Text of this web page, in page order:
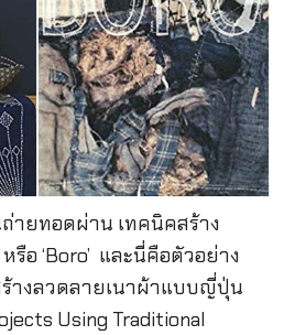
ยทอดผ่าน เทคนิคสร้าง
รือ ‘Boro’ และนี่คือตัวอย่าง
างลวดลายเนาผ้าแบบญี่ปุ่น
Using Traditional